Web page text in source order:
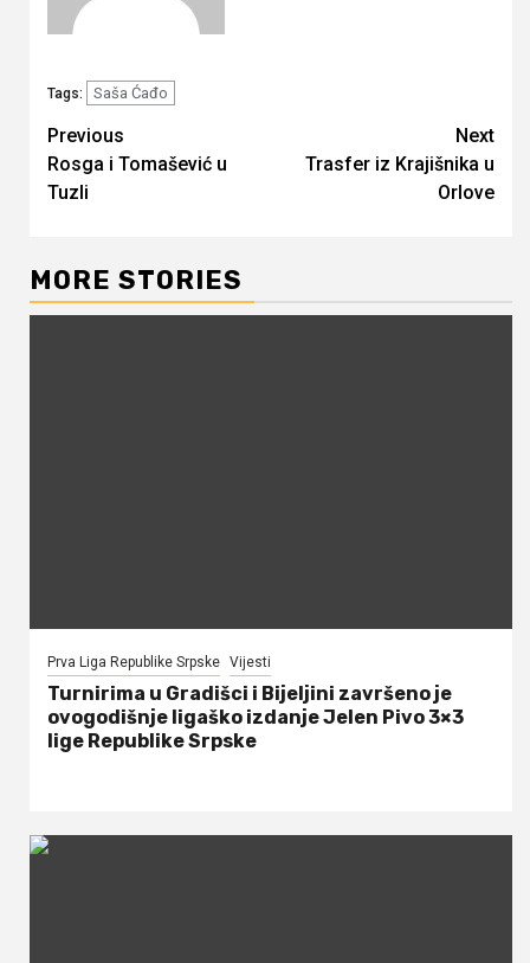
Tags: Saša Ćađo
Continue
Reading
Previous
Rosga i Tomašević u
Tuzli
Next
Trasfer iz Krajišnika u
Orlove
MORE STORIES
Prva Liga Republike Srpske Vijesti
Turnirima u Gradišci i Bijeljini završeno je
ovogodišnje ligaško izdanje Jelen Pivo 3×3
lige Republike Srpske